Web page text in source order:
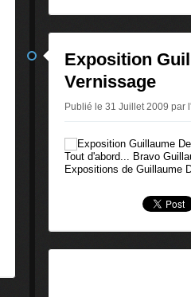
Exposition
Vernissage
Publié le 31 Juillet 2009 par
Tout d'abord... Bravo
Expositions de Guillaume